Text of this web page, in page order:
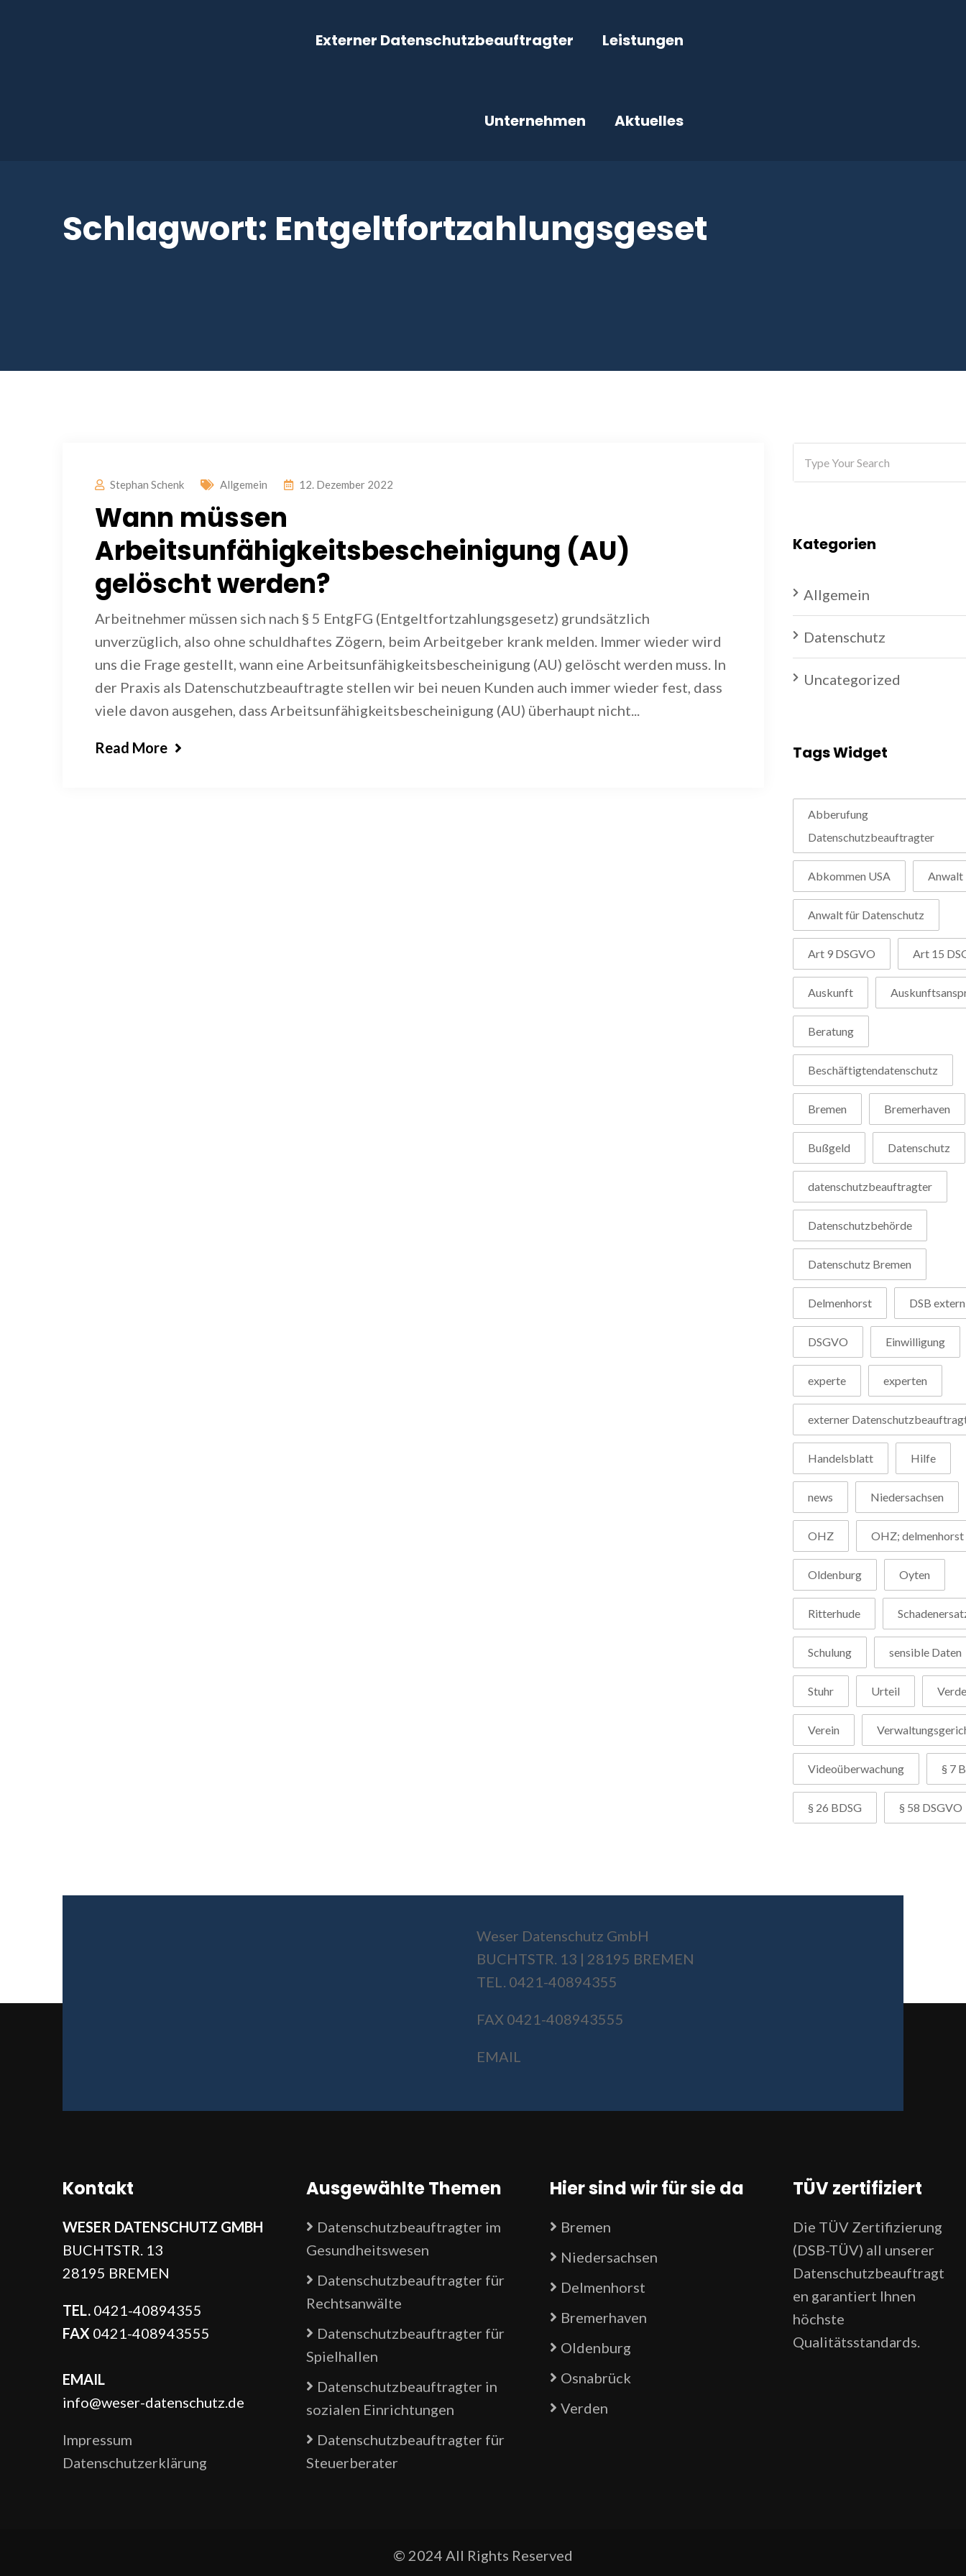
Externer Datenschutzbeauftragter Leistungen
Unternehmen Aktuelles
Schlagwort: Entgeltfortzahlungsgeset
Stephan Schenk Allgemein 12. Dezember 2022
Wann müssen
Arbeitsunfähigkeitsbescheinigung (AU)
gelöscht werden?
Arbeitnehmer müssen sich nach § 5 EntgFG (Entgeltfortzahlungsgesetz) grundsätzlich
unverzüglich, also ohne schuldhaftes Zögern, beim Arbeitgeber krank melden. Immer wieder wird
uns die Frage gestellt, wann eine Arbeitsunfähigkeitsbescheinigung (AU) gelöscht werden muss. In
der Praxis als Datenschutzbeauftragte stellen wir bei neuen Kunden auch immer wieder fest, dass
viele davon ausgehen, dass Arbeitsunfähigkeitsbescheinigung (AU) überhaupt nicht...
Read More
Kategorien
Allgemein
Datenschutz
Uncategorized
Tags Widget
Abberufung
Datenschutzbeauftragter
Abkommen USA Anwalt
Anwalt für Datenschutz
Art 9 DSGVO Art 15
Auskunft
Beratung
Beschäftigtendatenschutz
Bremen Bremerhaven
Bußgeld Datenschutz
datenschutzbeauftragter
Datenschutzbehörde
Datenschutz Bremen
Delmenhorst DSB extern
DSGVO Einwilligung
experte experten
externer
Handelsblatt Hilfe
news Niedersachsen
OHZ OHZ; delmenhorst
Oldenburg Oyten
Ritterhude
Schulung sensible Daten
Stuhr Urteil
Verein
Videoüberwachung § 7
§ 26 BDSG § 58 DSGVO
Weser Datenschutz GmbH
BUCHTSTR. 13 | 28195 BREMEN
TEL. 0421-40894355
FAX 0421-408943555
EMAIL
Kontakt
WESER DATENSCHUTZ GMBH
BUCHTSTR. 13
28195 BREMEN
TEL. 0421-40894355
FAX 0421-408943555
EMAIL
info@weser-datenschutz.de
Impressum
Datenschutzerklärung
Ausgewählte Themen
Datenschutzbeauftragter im
Gesundheitswesen
Datenschutzbeauftragter für
Rechtsanwälte
Datenschutzbeauftragter für
Spielhallen
Datenschutzbeauftragter in
sozialen Einrichtungen
Datenschutzbeauftragter für
Steuerberater
Hier sind wir für sie da
Bremen
Niedersachsen
Delmenhorst
Bremerhaven
Oldenburg
Osnabrück
Verden
TÜV zertifiziert
Die TÜV Zertifizierung
(DSB-TÜV) all unserer
Datenschutzbeauftragt
en garantiert Ihnen
höchste
Qualitätsstandards.
© 2024 All Rights Reserved